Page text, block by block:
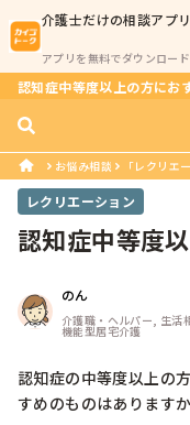
介護士だけの相談アプリ
アプリを無料でダウンロード
認知症中等度以上の方にお
お悩み相談 「レクリエ
レクリエーション
認知症中等度
のん
介護職・ヘルパー, 生活
機能型居宅介護
認知症の中等度以上の
すめのものはあります